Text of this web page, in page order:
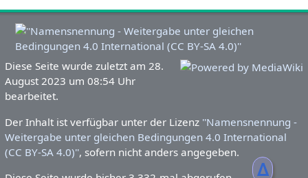
ᐃ
Diese Seite wurde zuletzt am 28.
August 2023 um 08:54 Uhr
bearbeitet.
Der Inhalt ist verfügbar unter der Lizenz ''Namensnennung -
Weitergabe unter gleichen Bedingungen 4.0 International
(CC BY-SA 4.0)'', sofern nicht anders angegeben.